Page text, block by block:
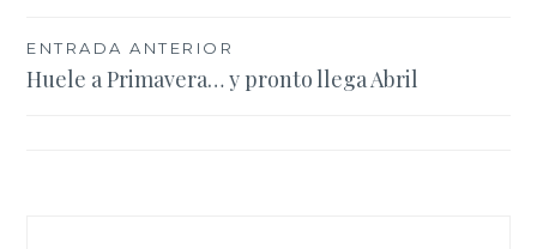
Navegación
de
ENTRADA ANTERIOR
Huele a Primavera… y pronto llega Abril